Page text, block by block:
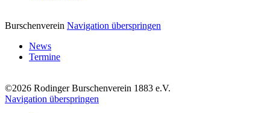
Burschenverein Navigation überspringen
News
Termine
©2026 Rodinger Burschenverein 1883 e.V.
Navigation überspringen